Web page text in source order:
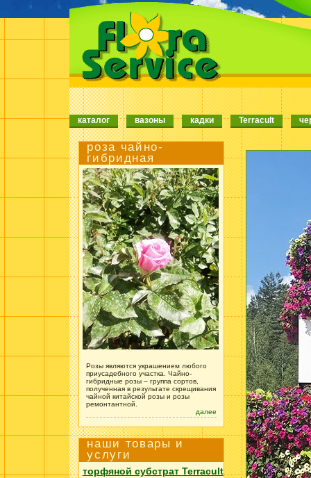
каталог вазоны кадки Terracult
роза чайно-
гибридная
Розы являются украшением любого
приусадебного участка. Чайно-
гибридные розы – группа сортов,
полученная в результате скрещивания
чайной китайской розы и розы
ремонтантной.
далее
наши товары и
услуги
торфяной субстрат Terracult